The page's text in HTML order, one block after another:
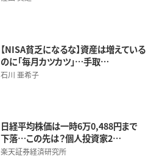
【NISA貧乏になるな】資産は増えている
のに「毎月カツカツ」…手取…
石川 亜希子
日経平均株価は一時6万0,488円まで
下落…この先は？個人投資家2…
楽天証券経済研究所